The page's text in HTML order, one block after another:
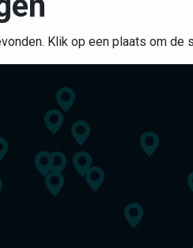
Klik op een plaats om de